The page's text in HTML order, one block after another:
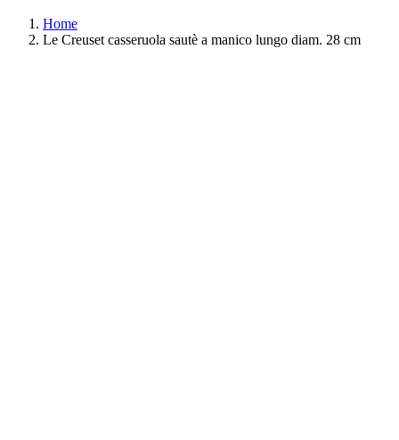
Home
Le Creuset casseruola sautè a manico lungo diam. 28 cm